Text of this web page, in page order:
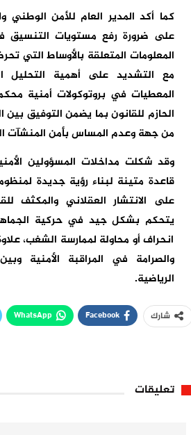
كما أكد المدير العام للأمن الوطني
على ضرورة رفع مستويات
المعلومات المتعلقة بالأوساط التي
مع التشديد على أهمية التحليل
المعطيات في بروتوكولات أمنية
الحازم للقانون بما يضمن التوفيق بين
من جهة وعدم المساس بأمن المنشآت
وقد شكلت مداخلات المسؤولين
قاعدة متينة لبناء رؤية جديدة
على الانتشار العقلاني والمكثف
يتحكم بشكل جيد في حركية
انحراف أو محاولة لممارسة الشغب،
والصرامة في المراقبة الأمنية
الرياضية.
شارك Facebook
WhatsApp
تعليقات